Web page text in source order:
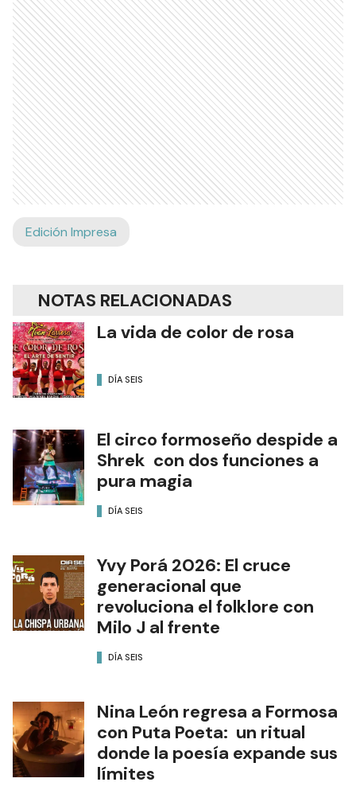
Edición Impresa
NOTAS RELACIONADAS
La vida de color de rosa
DÍA SEIS
El circo formoseño despide a
Shrek con dos funciones a
pura magia
DÍA SEIS
Yvy Porá 2026: El cruce
generacional que
revoluciona el folklore con
Milo J al frente
DÍA SEIS
Nina León regresa a Formosa
con Puta Poeta: un ritual
donde la poesía expande sus
límites